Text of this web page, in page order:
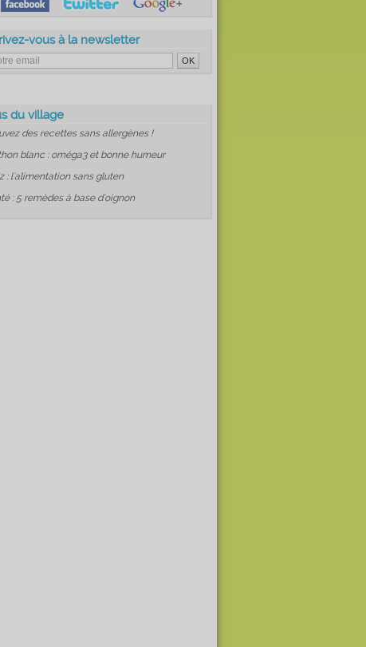
vous à la newsletter
du village
des recettes sans allergènes !
blanc : oméga3 et bonne humeur
: l'alimentation sans gluten
: 5 remèdes à base d'oignon